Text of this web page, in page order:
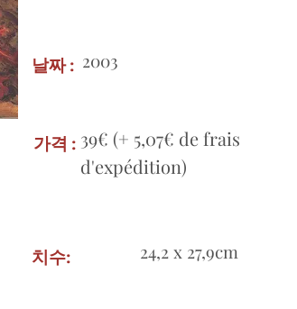
2003
날짜 :
39€ (+ 5,07€ de frais
d'expédition)
가격 :
24,2 x 27,9cm
치수: